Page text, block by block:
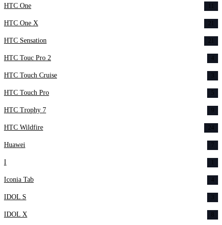
HTC One
HTC One X 21
HTC Sensation 21
HTC Touc Pro 2 4
HTC Touch Cruise 3
HTC Touch Pro 5
HTC Trophy 7 9
HTC Wildfire 24
Huawei 7
I
Iconia Tab 4
IDOL S 3
IDOL X 8